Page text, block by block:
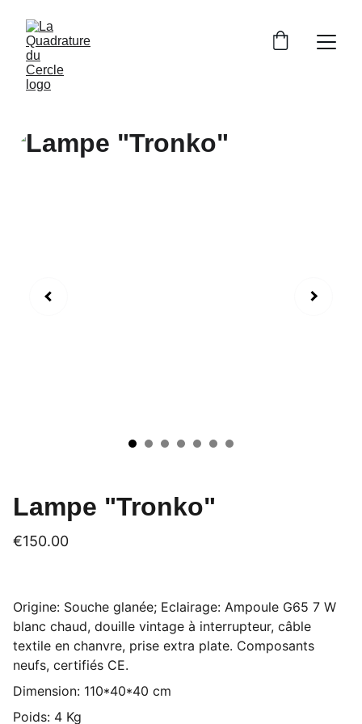
Lampe "Tronko"
€150.00
Origine: Souche glanée; Eclairage: Ampoule G65 7 W
blanc chaud, douille vintage à interrupteur, câble
textile en chanvre, prise extra plate. Composants
neufs, certifiés CE.
Dimension: 110*40*40 cm
Poids: 4 Kg